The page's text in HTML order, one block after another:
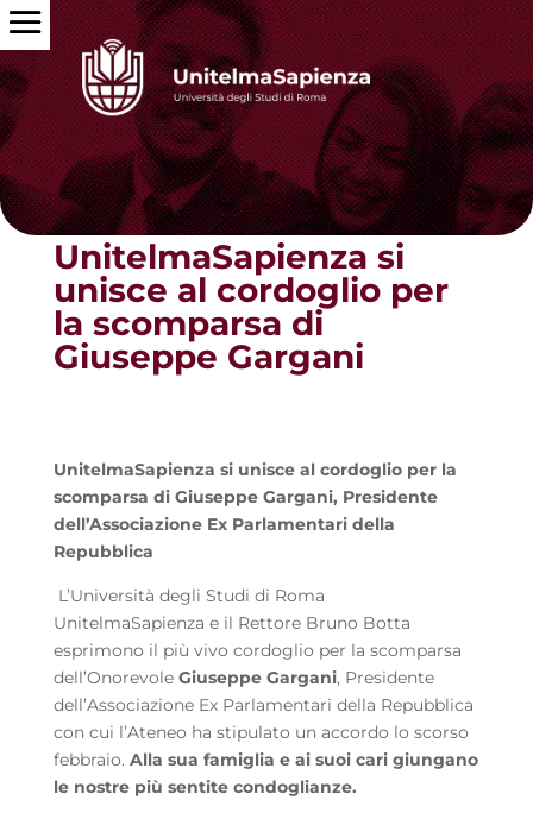
Torna alle news
UnitelmaSapienza si
unisce al cordoglio per
la scomparsa di
Giuseppe Gargani
UnitelmaSapienza si unisce al cordoglio per la
scomparsa di Giuseppe Gargani, Presidente
dell’Associazione Ex Parlamentari della
Repubblica
L’Università degli Studi di Roma
UnitelmaSapienza e il Rettore Bruno Botta
esprimono il più vivo cordoglio per la scomparsa
dell’Onorevole Giuseppe Gargani, Presidente
dell’Associazione Ex Parlamentari della Repubblica
con cui l’Ateneo ha stipulato un accordo lo scorso
febbraio. Alla sua famiglia e ai suoi cari giungano
le nostre più sentite condoglianze.